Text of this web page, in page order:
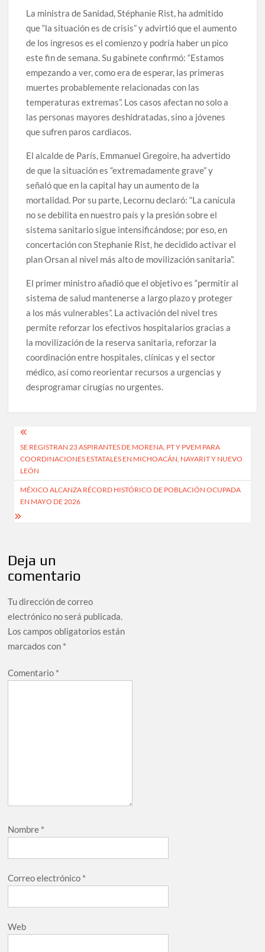
La ministra de Sanidad, Stéphanie Rist, ha admitido
que “la situación es de crisis” y advirtió que el aumento
de los ingresos es el comienzo y podría haber un pico
este fin de semana. Su gabinete confirmó: “Estamos
empezando a ver, como era de esperar, las primeras
muertes probablemente relacionadas con las
temperaturas extremas”. Los casos afectan no solo a
las personas mayores deshidratadas, sino a jóvenes
que sufren paros cardiacos.
El alcalde de París, Emmanuel Gregoire, ha advertido
de que la situación es “extremadamente grave” y
señaló que en la capital hay un aumento de la
mortalidad. Por su parte, Lecornu declaró: “La canícula
no se debilita en nuestro país y la presión sobre el
sistema sanitario sigue intensificándose; por eso, en
concertación con Stephanie Rist, he decidido activar el
plan Orsan al nivel más alto de movilización sanitaria”.
El primer ministro añadió que el objetivo es “permitir al
sistema de salud mantenerse a largo plazo y proteger
a los más vulnerables”. La activación del nivel tres
permite reforzar los efectivos hospitalarios gracias a
la movilización de la reserva sanitaria, reforzar la
coordinación entre hospitales, clínicas y el sector
médico, así como reorientar recursos a urgencias y
desprogramar cirugías no urgentes.
Navegación
de
entradas
SE REGISTRAN 23 ASPIRANTES DE MORENA, PT Y PVEM PARA
COORDINACIONES ESTATALES EN MICHOACÁN, NAYARIT Y NUEVO
LEÓN
MÉXICO ALCANZA RÉCORD HISTÓRICO DE POBLACIÓN OCUPADA
EN MAYO DE 2026
Deja un
comentario
Tu dirección de correo
electrónico no será publicada.
Los campos obligatorios están
marcados con *
Comentario *
Nombre *
Correo electrónico *
Web